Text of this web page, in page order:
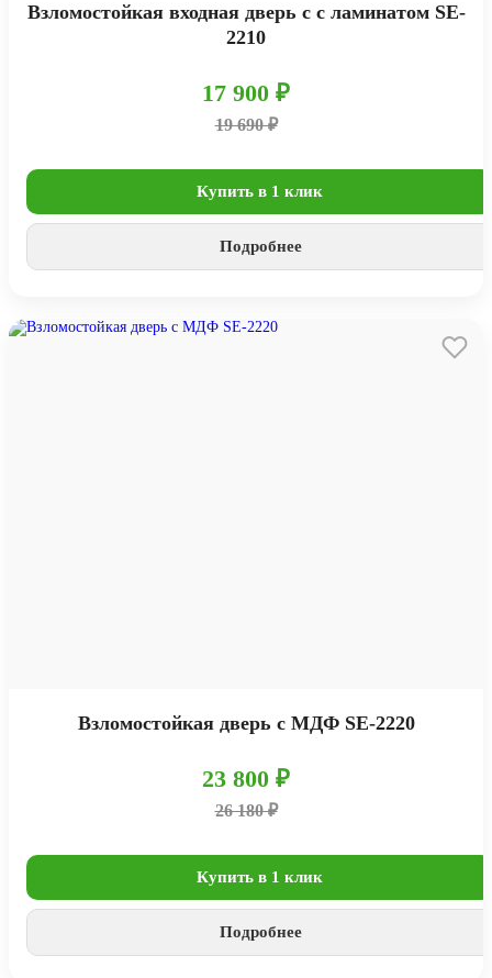
Взломостойкая входная дверь с с ламинатом SE-
2210
17 900 ₽
19 690 ₽
Купить в 1 клик
Подробнее
Взломостойкая дверь с МДФ SE-2220
23 800 ₽
26 180 ₽
Купить в 1 клик
Подробнее